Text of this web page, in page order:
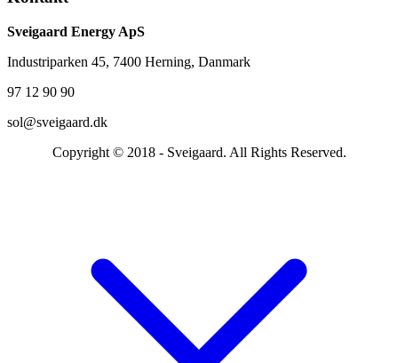
Sveigaard Energy ApS
Industriparken 45, 7400 Herning, Danmark
97 12 90 90
sol@sveigaard.dk
Copyright © 2018 - Sveigaard. All Rights Reserved.